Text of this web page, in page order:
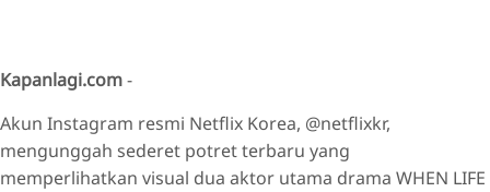
Kapanlagi.com-
Akun Instagram resmi Netflix Korea, @netflixkr,
mengunggah sederet potret terbaru yang
memperlihatkan visual dua aktor utama drama WHEN LIFE